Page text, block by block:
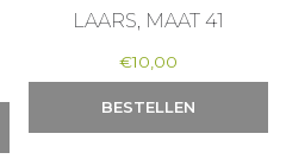
LAARS, MAAT 41
€10,00
BESTELLEN